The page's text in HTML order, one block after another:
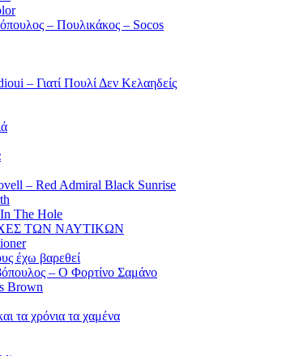
– Πουλικάκος – Socos
– Γιατί Πουλί Δεν Κελαηδείς
– Red Admiral Black Sunrise
The Hole
ΤΩΝ ΝΑΥΤΙΚΩΝ
έχω βαρεθεί
– Ο Φορτίνο Σαμάνο
Brown
τα χρόνια τα χαμένα